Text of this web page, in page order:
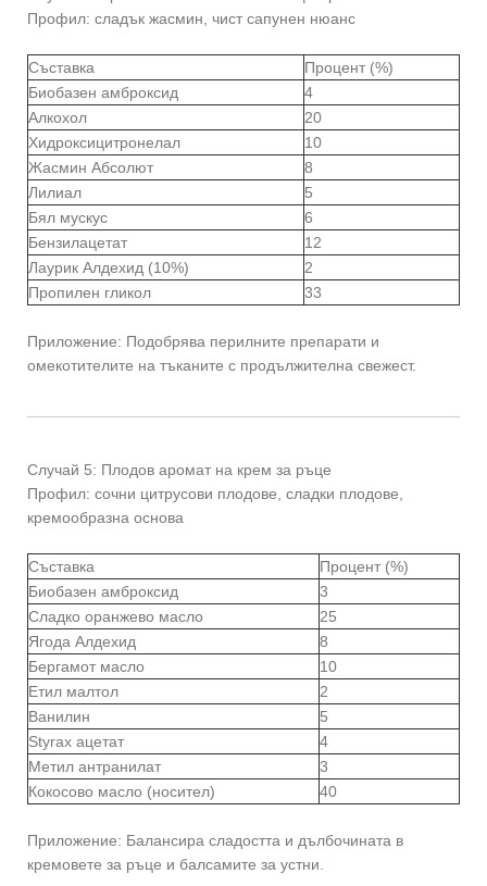
Профил: сладък жасмин, чист сапунен нюанс
Съставка
Процент (%)
Биобазен амброксид
4
Алкохол
20
Хидроксицитронелал
10
Жасмин Абсолют
8
Лилиал
5
Бял мускус
6
Бензилацетат
12
Лаурик Алдехид (10%)
2
Пропилен гликол
33
Приложение: Подобрява перилните препарати и
омекотителите на тъканите с продължителна свежест.
Случай 5: Плодов аромат на крем за ръце
Профил: сочни цитрусови плодове, сладки плодове,
кремообразна основа
Съставка
Процент (%)
Биобазен амброксид
3
Сладко оранжево масло
25
Ягода Алдехид
8
Бергамот масло
10
Етил малтол
2
Ванилин
5
Styrax ацетат
4
Метил антранилат
3
Кокосово масло (носител)
40
Приложение: Балансира сладостта и дълбочината в
кремовете за ръце и балсамите за устни.